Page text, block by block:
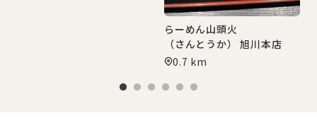
らーめん山頭火
（さんとうか） 旭川本店
0.7 km